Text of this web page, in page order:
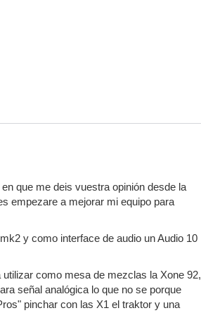
que me deis vuestra opinión desde la
empezare a mejorar mi equipo para
y como interface de audio un Audio 10
como mesa de mezclas la Xone 92,
señal analógica lo que no se porque
pinchar con las X1 el traktor y una